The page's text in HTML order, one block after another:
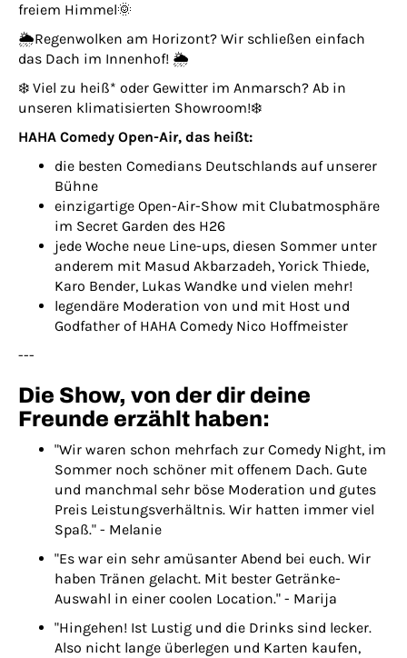
freiem Himmel🌞
🌦️Regenwolken am Horizont? Wir schließen einfach
das Dach im Innenhof! 🌦️
❄️ Viel zu heiß* oder Gewitter im Anmarsch? Ab in
unseren klimatisierten Showroom!❄️
HAHA Comedy Open-Air, das heißt:
die besten Comedians Deutschlands auf unserer
Bühne
einzigartige Open-Air-Show mit Clubatmosphäre
im Secret Garden des H26
jede Woche neue Line-ups, diesen Sommer unter
anderem mit Masud Akbarzadeh, Yorick Thiede,
Karo Bender, Lukas Wandke und vielen mehr!
legendäre Moderation von und mit Host und
Godfather of HAHA Comedy Nico Hoffmeister
---
Die Show, von der dir deine
Freunde erzählt haben:
"Wir waren schon mehrfach zur Comedy Night, im
Sommer noch schöner mit offenem Dach. Gute
und manchmal sehr böse Moderation und gutes
Preis Leistungsverhältnis. Wir hatten immer viel
Spaß." - Melanie
"Es war ein sehr amüsanter Abend bei euch. Wir
haben Tränen gelacht. Mit bester Getränke-
Auswahl in einer coolen Location." - Marija
"Hingehen! Ist Lustig und die Drinks sind lecker.
Also nicht lange überlegen und Karten kaufen,